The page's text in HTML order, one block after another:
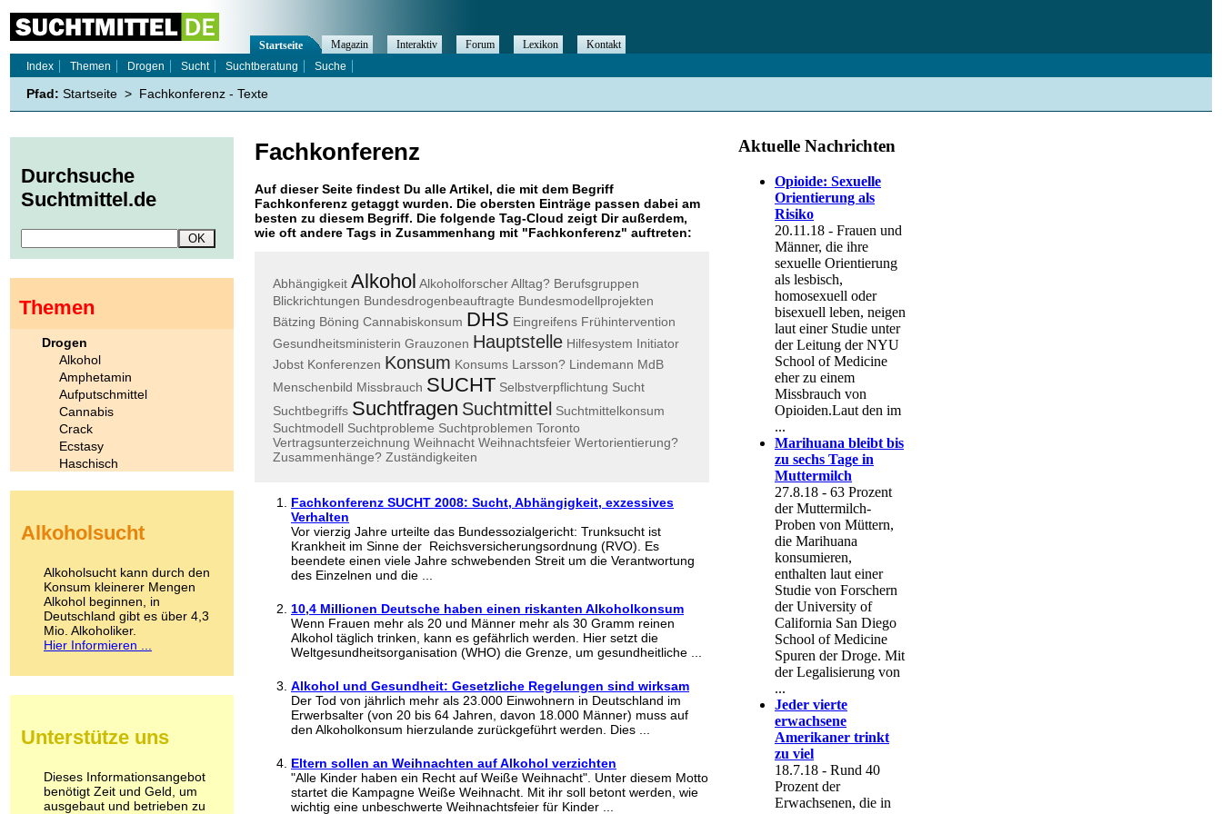
Fachkonferenz
Auf dieser Seite findest Du alle Artikel, die mit dem Begriff
Fachkonferenz getaggt wurden. Die obersten Einträge passen dabei am
besten zu diesem Begriff. Die folgende Tag-Cloud zeigt Dir außerdem,
wie oft andere Tags in Zusammenhang mit "Fachkonferenz" auftreten:
Abhängigkeit Alkohol AlkoholforscherAlltag? Berufsgruppen
Blickrichtungen Bundesdrogenbeauftragte Bundesmodellprojekten
Bätzing Böning Cannabiskonsum DHS Eingreifens Frühintervention
Gesundheitsministerin Grauzonen Hauptstelle Hilfesystem Initiator
Jobst Konferenzen Konsum Konsums Larsson? Lindemann MdB
Menschenbild Missbrauch SUCHT Selbstverpflichtung Sucht
Suchtbegriffs Suchtfragen Suchtmittel Suchtmittelkonsum
Suchtmodell Suchtprobleme Suchtproblemen Toronto
Vertragsunterzeichnung Weihnacht Weihnachtsfeier Wertorientierung?
Zusammenhänge? Zuständigkeiten
Fachkonferenz SUCHT 2008: Sucht, Abhängigkeit, exzessives
Verhalten
Vor vierzig Jahre urteilte das Bundessozialgericht: Trunksucht ist
Krankheit im Sinne der Reichsversicherungsordnung (RVO). Es
beendete einen viele Jahre schwebenden Streit um die Verantwortung
des Einzelnen und die ...
10,4 Millionen Deutsche haben einen riskanten Alkoholkonsum
Wenn Frauen mehr als 20 und Männer mehr als 30 Gramm reinen
Alkohol täglich trinken, kann es gefährlich werden. Hier setzt die
Weltgesundheitsorganisation (WHO) die Grenze, um gesundheitliche ...
Alkohol und Gesundheit: Gesetzliche Regelungen sind wirksam
Der Tod von jährlich mehr als 23.000 Einwohnern in Deutschland im
Erwerbsalter (von 20 bis 64 Jahren, davon 18.000 Männer) muss auf
den Alkoholkonsum hierzulande zurückgeführt werden. Dies ...
Eltern sollen an Weihnachten auf Alkohol verzichten
"Alle Kinder haben ein Recht auf Weiße Weihnacht". Unter diesem Motto
startet die Kampagne Weiße Weihnacht. Mit ihr soll betont werden, wie
wichtig eine unbeschwerte Weihnachtsfeier für Kinder ...
Startseite Magazin Interaktiv Forum Lexikon
Kontakt
Index
Themen Drogen Sucht Suchtberatung Suche
Pfad: Startseite > Fachkonferenz - Texte
Durchsuche
Suchtmittel.de
Themen
Drogen
Alkohol
Amphetamin
Aufputschmittel
Cannabis
Crack
Ecstasy
Haschisch
Kokain
LSD
Marihuana
Medikamente
Meskalin
Metamphetamin
Methadon
Pilze
Psychopharmaka
Schlafmittel
Schmerzmittel
Alkoholsucht
Alkoholsucht kann durch den
Konsum kleinerer Mengen
Alkohol beginnen, in
Deutschland gibt es über 4,3
Mio. Alkoholiker.
Hier Informieren ...
Unterstütze uns
Dieses Informationsangebot
benötigt Zeit und Geld, um
ausgebaut und betrieben zu